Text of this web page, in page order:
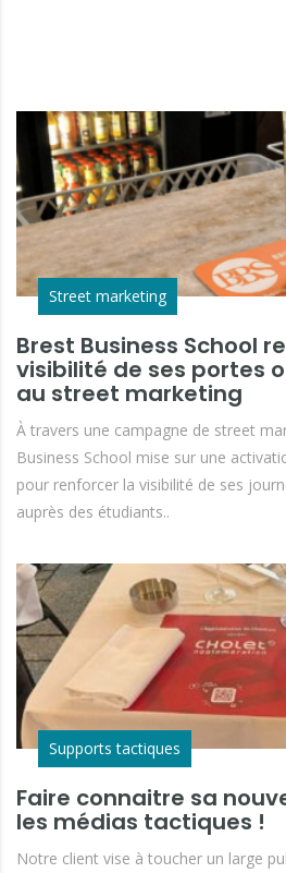
Street marketing
Brest Business School
visibilité de ses portes
au street marketing
À travers une campagne de street
Business School mise sur une
pour renforcer la visibilité de ses
auprès des étudiants..
Supports tactiques
Faire connaitre sa
les médias tactiques !
Notre client vise à toucher un large